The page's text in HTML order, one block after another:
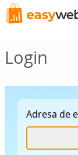
Login
Adresa de